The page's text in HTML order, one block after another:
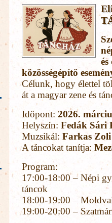
közösségépítő
Célunk, hogy élettel
át a magyar zene és
Időpont: 2026.
Helyszín: Fedák Sári
Muzsikál: Farkas
A táncokat tanítja:
Program:
17:00-18:00 – Népi
táncok
18:00-19:00 –
19:00-20:00 –